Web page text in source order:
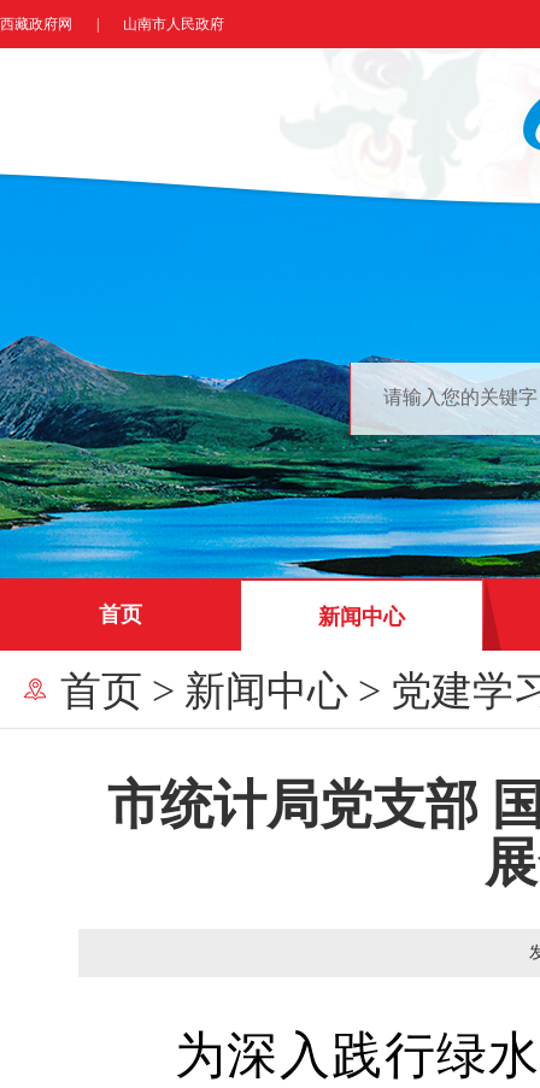
西藏政府网 山南市人民政府
首页 新闻中心
首页 > 新闻中心 > 党建学
市统计局党支部
为深入践行绿